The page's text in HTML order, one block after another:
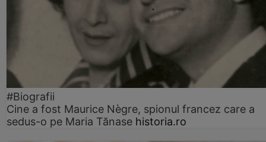
#Biografii
Cine a fost Maurice Nègre, spionul francez care a
sedus-o pe Maria Tănase historia.ro